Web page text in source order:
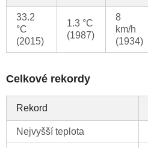
33.2
°C
(2015)
1.3 °C
(1987)
8
km/h
(1934)
Celkové rekordy
Rekord
Nejvyšší teplota